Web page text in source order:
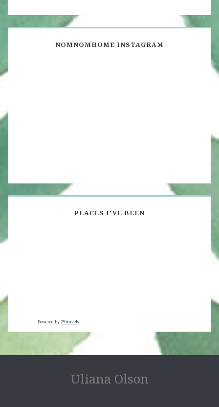
NOMNOMHOME INSTAGRAM
PLACES I’VE BEEN
Powered by 29travels
Uliana Olson